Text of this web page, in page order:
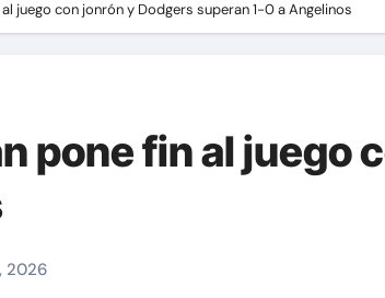
juego con jonrón y Dodgers superan 1-0 a Angelinos
pone fin al juego
2026